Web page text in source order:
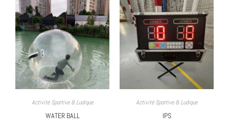
Activité Sportive & Ludique
WATER BALL
Activité Sportive & Ludique
IPS